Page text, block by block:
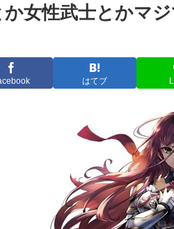
か女性武士とかマ
はてブ